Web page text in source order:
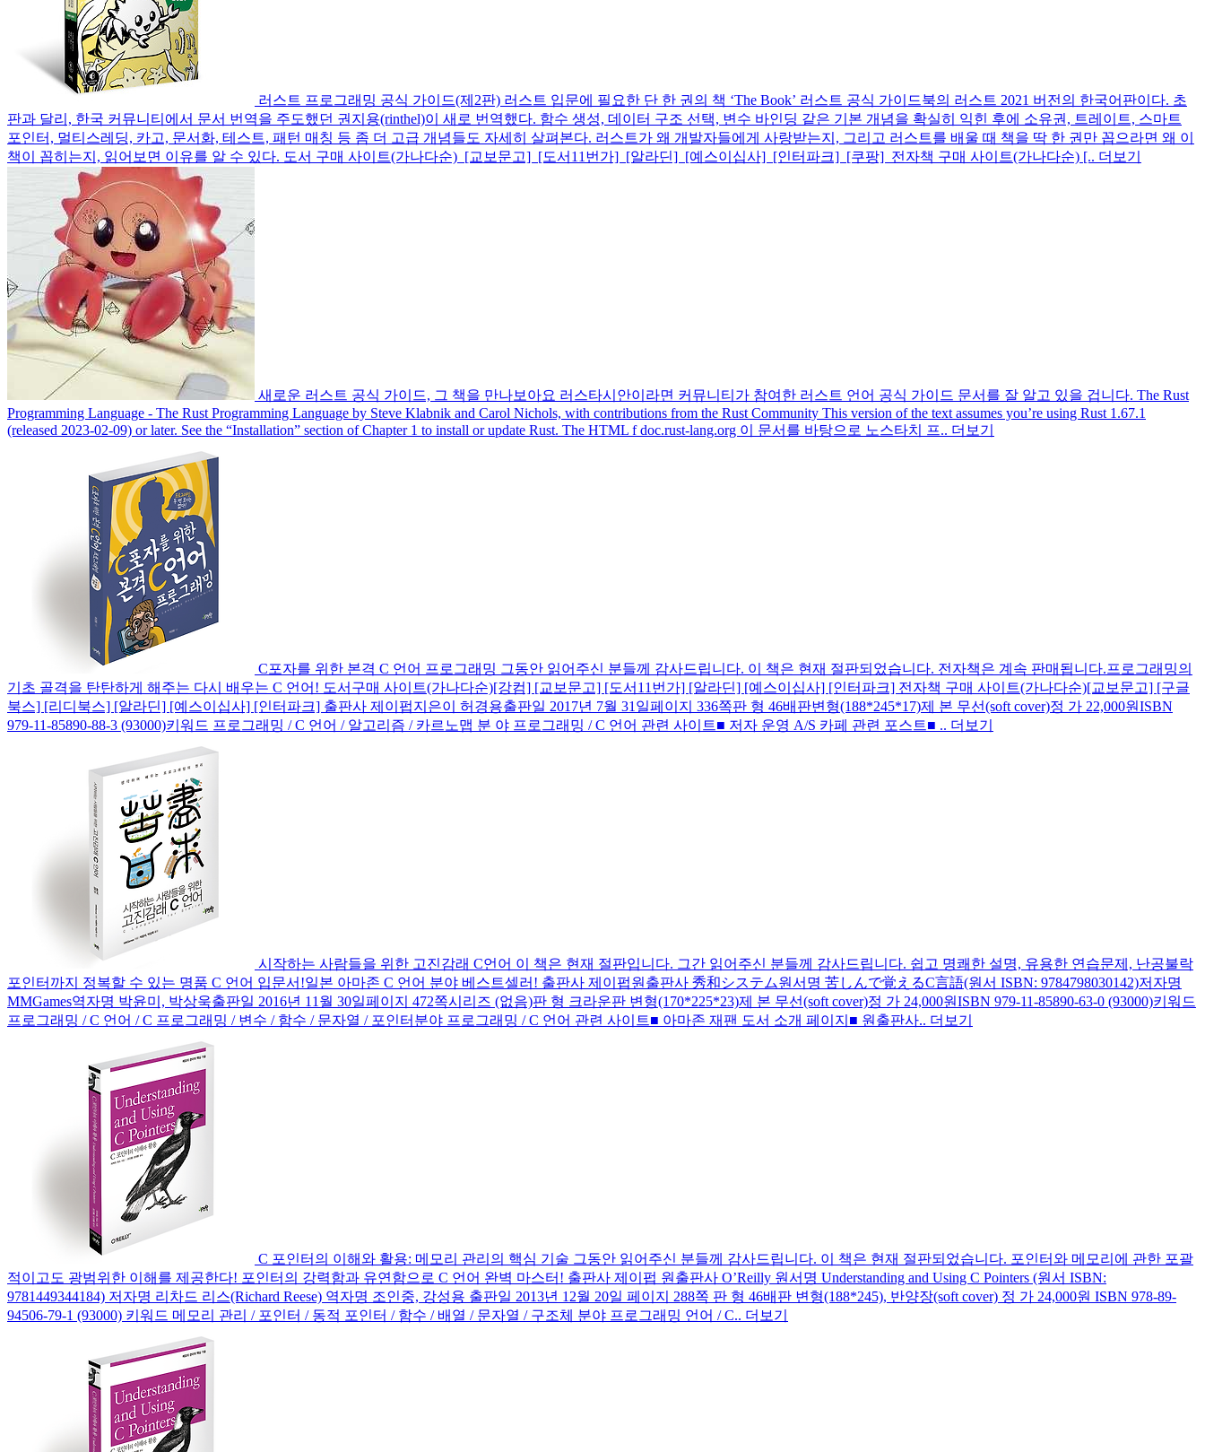
러스트 프로그래밍 공식 가이드(제2판) 러스트 입문에 필요한 단 한 권의 책 ‘The Book’ 러스트 공식 가이드북의 러스트 2021 버전의 한국어판이다. 초
판과 달리, 한국 커뮤니티에서 문서 번역을 주도했던 권지용(rinthel)이 새로 번역했다. 함수 생성, 데이터 구조 선택, 변수 바인딩 같은 기본 개념을 확실히 익힌 후에 소유권, 트레이트, 스마트
포인터, 멀티스레딩, 카고, 문서화, 테스트, 패턴 매칭 등 좀 더 고급 개념들도 자세히 살펴본다. 러스트가 왜 개발자들에게 사랑받는지, 그리고 러스트를 배울 때 책을 딱 한 권만 꼽으라면 왜 이
책이 꼽히는지, 읽어보면 이유를 알 수 있다. 도서 구매 사이트(가나다순) [교보문고] [도서11번가] [알라딘] [예스이십사] [인터파크] [쿠팡] 전자책 구매 사이트(가나다순) [.. 더보기
새로운 러스트 공식 가이드, 그 책을 만나보아요 러스타시안이라면 커뮤니티가 참여한 러스트 언어 공식 가이드 문서를 잘 알고 있을 겁니다. The Rust
Programming Language - The Rust Programming Language by Steve Klabnik and Carol Nichols, with contributions from the Rust Community This version of the text assumes you’re using Rust 1.67.1
(released 2023-02-09) or later. See the “Installation” section of Chapter 1 to install or update Rust. The HTML f doc.rust-lang.org 이 문서를 바탕으로 노스타치 프.. 더보기
C포자를 위한 본격 C 언어 프로그래밍 그동안 읽어주신 분들께 감사드립니다. 이 책은 현재 절판되었습니다. 전자책은 계속 판매됩니다.프로그래밍의
기초 골격을 탄탄하게 해주는 다시 배우는 C 언어! 도서구매 사이트(가나다순)[강컴] [교보문고] [도서11번가] [알라딘] [예스이십사] [인터파크] 전자책 구매 사이트(가나다순)[교보문고] [구글
북스] [리디북스] [알라딘] [예스이십사] [인터파크] 출판사 제이펍지은이 허경용출판일 2017년 7월 31일페이지 336쪽판 형 46배판변형(188*245*17)제 본 무선(soft cover)정 가 22,000원ISBN
979-11-85890-88-3 (93000)키워드 프로그래밍 / C 언어 / 알고리즘 / 카르노맵 분 야 프로그래밍 / C 언어 관련 사이트■ 저자 운영 A/S 카페 관련 포스트■ .. 더보기
시작하는 사람들을 위한 고진감래 C언어 이 책은 현재 절판입니다. 그간 읽어주신 분들께 감사드립니다. 쉽고 명쾌한 설명, 유용한 연습문제, 난공불락
포인터까지 정복할 수 있는 명품 C 언어 입문서!일본 아마존 C 언어 분야 베스트셀러! 출판사 제이펍원출판사 秀和システム원서명 苦しんで覚えるC言語(원서 ISBN: 9784798030142)저자명
MMGames역자명 박윤미, 박상욱출판일 2016년 11월 30일페이지 472쪽시리즈 (없음)판 형 크라운판 변형(170*225*23)제 본 무선(soft cover)정 가 24,000원ISBN 979-11-85890-63-0 (93000)키워드
프로그래밍 / C 언어 / C 프로그래밍 / 변수 / 함수 / 문자열 / 포인터분야 프로그래밍 / C 언어 관련 사이트■ 아마존 재팬 도서 소개 페이지■ 원출판사.. 더보기
C 포인터의 이해와 활용: 메모리 관리의 핵심 기술 그동안 읽어주신 분들께 감사드립니다. 이 책은 현재 절판되었습니다. 포인터와 메모리에 관한 포괄
적이고도 광범위한 이해를 제공한다! 포인터의 강력함과 유연함으로 C 언어 완벽 마스터! 출판사 제이펍 원출판사 O’Reilly 원서명 Understanding and Using C Pointers (원서 ISBN:
9781449344184) 저자명 리차드 리스(Richard Reese) 역자명 조인중, 강성용 출판일 2013년 12월 20일 페이지 288쪽 판 형 46배판 변형(188*245), 반양장(soft cover) 정 가 24,000원 ISBN 978-89-
94506-79-1 (93000) 키워드 메모리 관리 / 포인터 / 동적 포인터 / 함수 / 배열 / 문자열 / 구조체 분야 프로그래밍 언어 / C.. 더보기